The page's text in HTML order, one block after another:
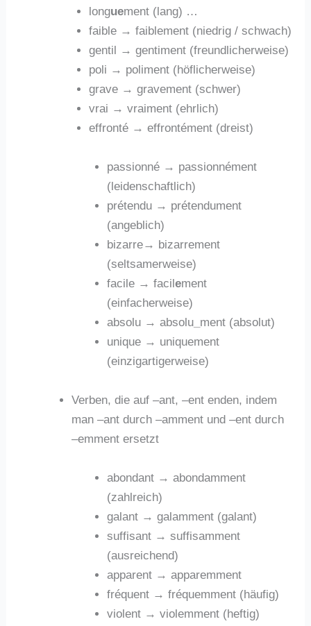
longuement (lang) …
faible → faiblement (niedrig / schwach)
gentil → gentiment (freundlicherweise)
poli → poliment (höflicherweise)
grave → gravement (schwer)
vrai → vraiment (ehrlich)
effronté → effrontément (dreist)
passionné → passionnément
(leidenschaftlich)
prétendu → prétendument
(angeblich)
bizarre→ bizarrement
(seltsamerweise)
facile → facil ement
(einfacherweise)
absolu → absolu_ ment (absolut)
unique → uniquement
(einzigartigerweise)
Verben, die auf –ant, –ent enden, indem
man –ant durch –amment und –ent durch
–emment ersetzt
abondant → abondamment
(zahlreich)
galant → galamment (galant)
suffisant → suffisamment
(ausreichend)
apparent → apparemment
fréquent → fréquemment (häufig)
violent → violemment (heftig)